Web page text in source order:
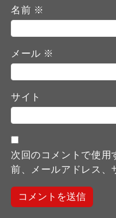
名前 ※
メール ※
サイト
次回のコメントで使用
前、メールアドレス、